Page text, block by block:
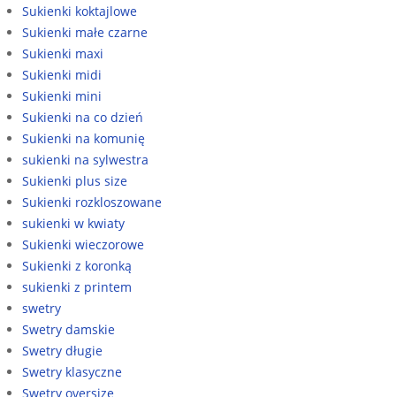
Sukienki koktajlowe
Sukienki małe czarne
Sukienki maxi
Sukienki midi
Sukienki mini
Sukienki na co dzień
Sukienki na komunię
sukienki na sylwestra
Sukienki plus size
Sukienki rozkloszowane
sukienki w kwiaty
Sukienki wieczorowe
Sukienki z koronką
sukienki z printem
swetry
Swetry damskie
Swetry długie
Swetry klasyczne
Swetry oversize